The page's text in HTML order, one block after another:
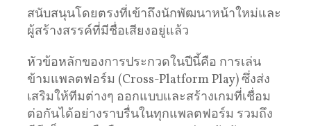
สนับสนุนโดยตรงที่เข้าถึงนักพัฒนาหน้าใหม่และ
ผู้สร้างสรรค์ที่มีชื่อเสียงอยู่แล้ว
หัวข้อหลักของการประกวดในปีนี้คือ การเล่น
ข้ามแพลตฟอร์ม (Cross-Platform Play) ซึ่งส่ง
เสริมให้ทีมต่างๆ ออกแบบและสร้างเกมที่เชื่อม
ต่อกันได้อย่างราบรื่นในทุกแพลตฟอร์ม รวมถึง